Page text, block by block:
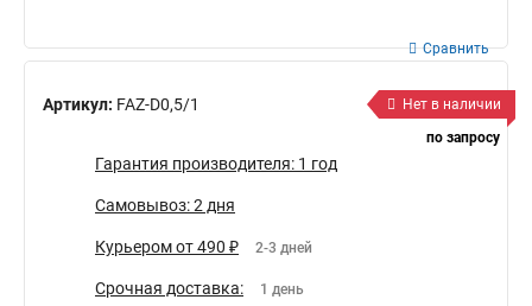
Артикул: FAZ-D0,5/1
Сравнить
Нет в наличии
по запросу
Гарантия производителя: 1 год
Самовывоз: 2 дня
Курьером от 490 ₽ 2-3 дней
Срочная доставка: 1 день